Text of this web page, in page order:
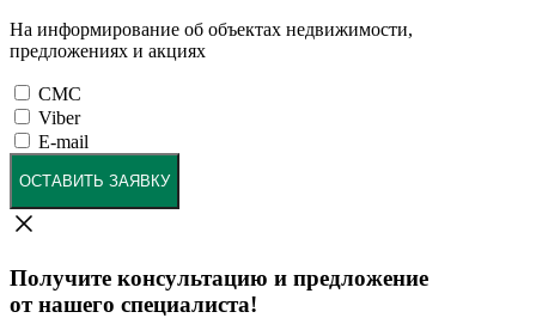
На информирование об объектах недвижимости,
предложениях и акциях
СМС
Viber
E-mail
ОСТАВИТЬ ЗАЯВКУ
Получите консультацию и предложение
от нашего специалиста!